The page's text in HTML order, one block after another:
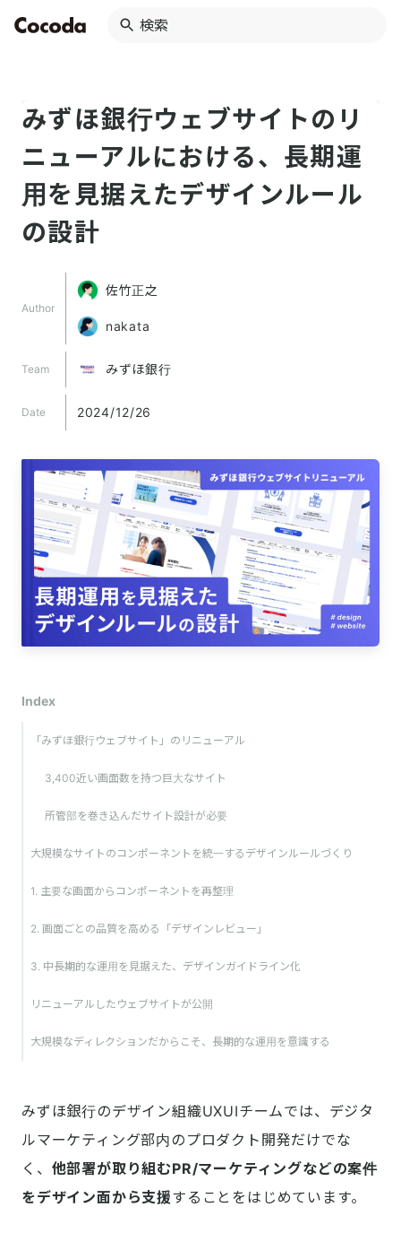
みずほ銀行ウェブサイトのリ
ニューアルにおける、長期運
用を見据えたデザインルール
の設計
Author
佐竹正之
nakata
Team みずほ銀行
Date 2024/12/26
Index
「みずほ銀行ウェブサイト」のリニューアル
3,400近い画面数を持つ巨大なサイト
所管部を巻き込んだサイト設計が必要
大規模なサイトのコンポーネントを統一するデザインルールづくり
1. 主要な画面からコンポーネントを再整理
2. 画面ごとの品質を高める「デザインレビュー」
3. 中長期的な運用を見据えた、デザインガイドライン化
リニューアルしたウェブサイトが公開
大規模なディレクションだからこそ、長期的な運用を意識する
みずほ銀行のデザイン組織UXUIチームでは、デジタ
ルマーケティング部内のプロダクト開発だけでな
く、 他部署が取り組むPR/マーケティングなどの案件
をデザイン面から支援することをはじめています。